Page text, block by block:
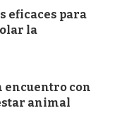
eficaces para
la
encuentro con
animal